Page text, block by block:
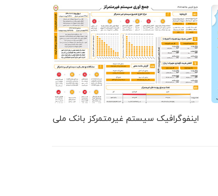
اینفوگرافیک سیستم غیرمتمرکز بانک ملی